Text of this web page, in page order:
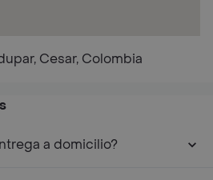
Cesar, Colombia
a domicilio?